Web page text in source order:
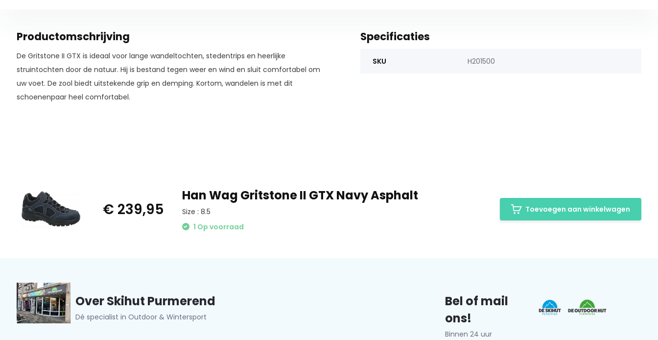
Productomschrijving
De Gritstone II GTX is ideaal voor lange wandeltochten, stedentrips en heerlijke
struintochten door de natuur. Hij is bestand tegen weer en wind en sluit comfortabel om
uw voet. De zool biedt uitstekende grip en demping. Kortom, wandelen is met dit
schoenenpaar heel comfortabel.
Specificaties
SKU H201500
€ 239,95
Han Wag Gritstone II GTX Navy Asphalt
Size : 8.5
1 Op voorraad
Toevoegen aan winkelwagen
Over Skihut Purmerend
Dé specialist in Outdoor & Wintersport
Bel of mail
ons!
Binnen 24 uur